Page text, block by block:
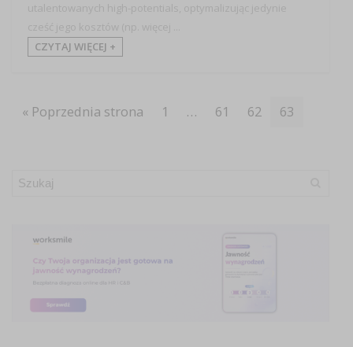
utalentowanych high-potentials, optymalizując jedynie
cześć jego kosztów (np. więcej ...
CZYTAJ WIĘCEJ +
« Poprzednia strona 1 … 61 62 63